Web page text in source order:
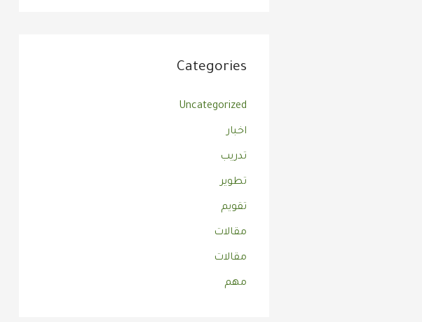
Categories
Uncategorized
اخبار
تدريب
تطوير
تقويم
مقالات
مقالات
مهم